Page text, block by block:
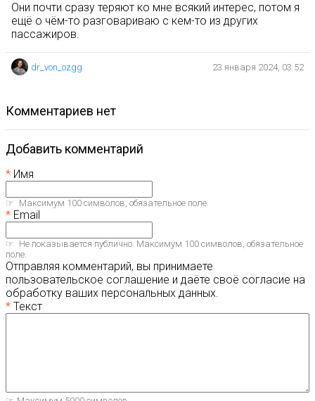
Они почти сразу теряют ко мне всякий интерес, потом я
ещё о чём-то разговариваю с кем-то из других
пассажиров.
dr_von_ozgg 23 января 2024, 03:52
комментариев нет
Добавить комментарий
Имя
Максимум 100 символов, обязательное поле.
Email
Не показывается публично. Максимум 100 символов, обязательное
поле.
Отправляя комментарий, вы принимаете
пользовательское соглашение и даёте своё согласие на
обработку ваших персональных данных.
Текст